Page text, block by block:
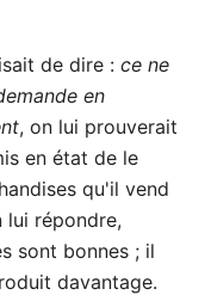
de dire : ce ne
en
, on lui prouverait
en état de le
qu'il vend
lui répondre,
sont bonnes ; il
davantage.